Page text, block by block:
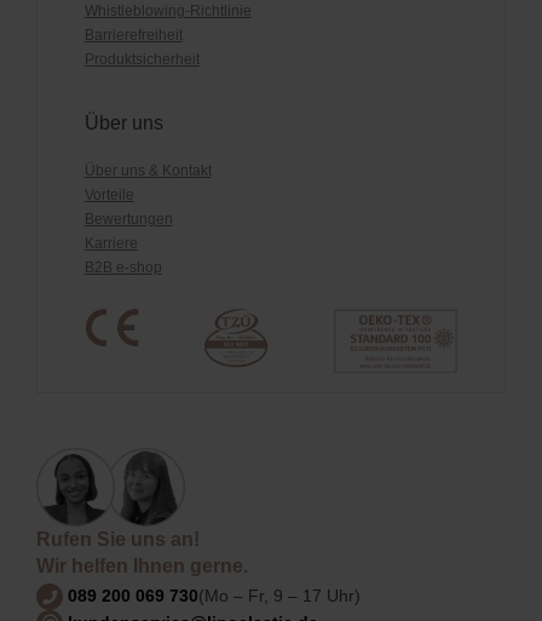
Whistleblowing-Richtlinie
Barrierefreiheit
Produktsicherheit
Über uns
Über uns & Kontakt
Vorteile
Bewertungen
Karriere
B2B e-shop
Rufen Sie uns an!
Wir helfen Ihnen gerne.
089 200 069 730(Mo – Fr, 9 – 17 Uhr)